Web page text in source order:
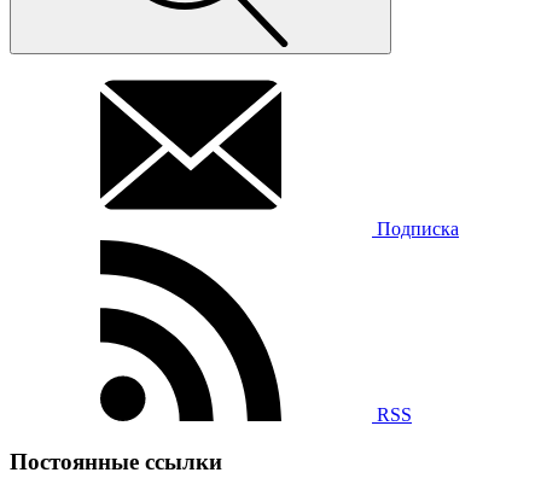
Подписка
RSS
Постоянные ссылки